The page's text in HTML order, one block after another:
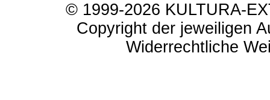
© 1999-2026 KULTURA-
Copyright der jeweiligen
Widerrechtliche